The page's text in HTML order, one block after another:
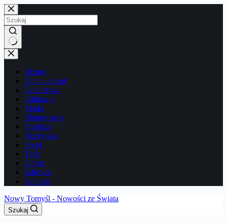
Przejdź
do
treści
Brak
wyników
Biznes
Dom i ogród
Doradztwo
Edukacja
Moda
Motoryzacja
Podróże
Rozrywka
Sport
Tech
Uroda
Zdrowie
Kontakt
Nowy Tomyśl - Nowości ze Świata
Szukaj